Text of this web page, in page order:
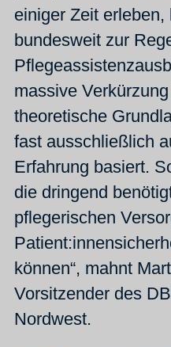
einiger Zeit erleben,
bundesweit zur
massive
theoretische
fast ausschließlich
Erfahrung basiert.
die dringend
pflegerischen
können“, mahnt
Vorsitzender des
Nordwest.